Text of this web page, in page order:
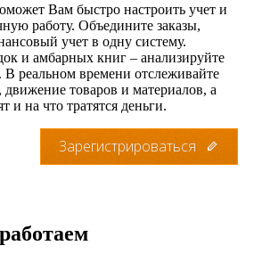
Вам быстро настроить учет и
работу. Объедините заказы,
учет в одну систему.
и амбарных книг – анализируйте
реальном времени отслеживайте
движение товаров и материалов, а
и на что тратятся деньги.
Зарегистрироваться